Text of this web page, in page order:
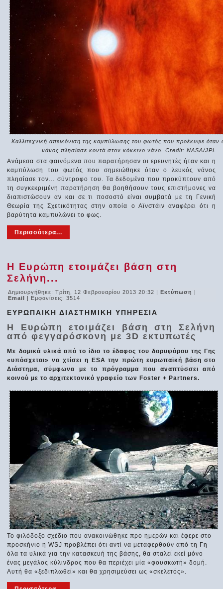
Καλλιτεχνική απεικόνιση της καμπύλωσης του φωτός που προέκυψε όταν
νάνος πλησίασε κοντά στον κόκκινο νάνο. Credit: NASA/JPL
Ανάμεσα στα φαινόμενα που παρατήρησαν οι ερευνητές ήταν και η
καμπύλωση του φωτός που σημειώθηκε όταν ο λευκός νάνος
πλησίασε τον... σύντροφο του. Τα δεδομένα που προκύπτουν από
τη συγκεκριμένη παρατήρηση θα βοηθήσουν τους επιστήμονες να
διαπιστώσουν αν και σε τι ποσοστό είναι συμβατά με τη Γενική
Θεωρία της Σχετικότητας στην οποία ο Αϊνστάιν αναφέρει ότι η
βαρύτητα καμπυλώνει το φως.
Περισσότερα...
Η Ευρώπη ετοιμάζει βάση στη
Σελήνη...
Δημιουργήθηκε: Τρίτη, 12 Φεβρουαρίου 2013 20:32 |Εκτύπωση |
Email | Εμφανίσεις: 3514
ΕΥΡΩΠΑΙΚΗ ΔΙΑΣΤΗΜΙΚΗ ΥΠΗΡΕΣΙΑ
Η Ευρώπη ετοιμάζει βάση στη Σελήνη
από φεγγαρόσκονη με 3D εκτυπωτές
Με δομικά υλικά από το ίδιο το έδαφος του δορυφόρου της Γης
«υπόσχεται» να χτίσει η ESA την πρώτη ευρωπαϊκή βάση στο
Διάστημα, σύμφωνα με το πρόγραμμα που αναπτύσσει από
κοινού με το αρχιτεκτονικό γραφείο των Foster + Partners.
Το φιλόδοξο σχέδιο που ανακοινώθηκε προ ημερών και έφερε στο
προσκήνιο η WSJ προβλέπει ότι αντί να μεταφερθούν από τη Γη
όλα τα υλικά για την κατασκευή της βάσης, θα σταλεί εκεί μόνο
ένας μεγάλος κύλινδρος που θα περιέχει μία «φουσκωτή» δομή.
Αυτή θα «ξεδιπλωθεί» και θα χρησιμεύσει ως «σκελετός».